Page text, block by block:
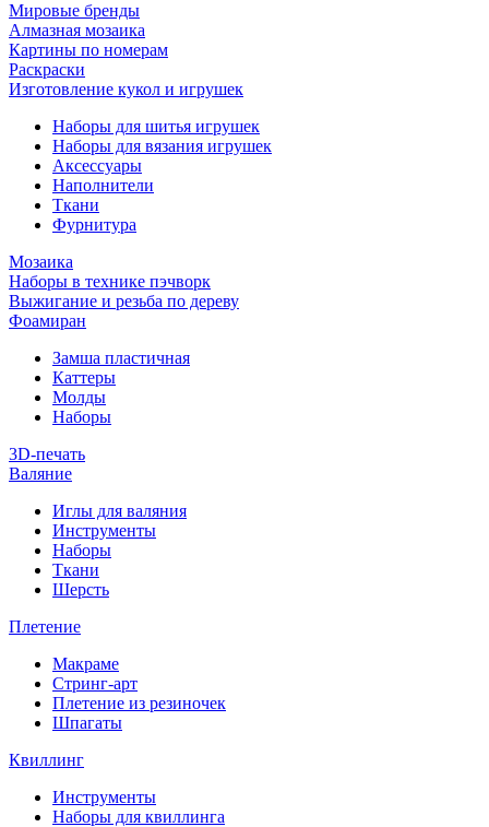
Мировые бренды
Алмазная мозаика
Картины по номерам
Раскраски
Изготовление кукол и игрушек
Наборы для шитья игрушек
Наборы для вязания игрушек
Аксессуары
Наполнители
Ткани
Фурнитура
Мозаика
Наборы в технике пэчворк
Выжигание и резьба по дереву
Фоамиран
Замша пластичная
Каттеры
Молды
Наборы
3D-печать
Валяние
Иглы для валяния
Инструменты
Наборы
Ткани
Шерсть
Плетение
Макраме
Стринг-арт
Плетение из резиночек
Шпагаты
Квиллинг
Инструменты
Наборы для квиллинга